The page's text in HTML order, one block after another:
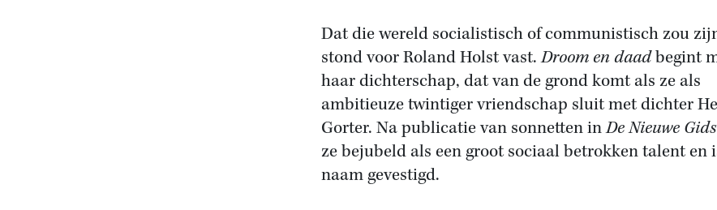
Dat die wereld socialistisch of communistisch zou
stond voor Roland Holst vast.Droom en daadbegint
haar dichterschap, dat van de grond komt als ze als
ambitieuze twintiger vriendschap sluit met dichter
Gorter. Na publicatie van sonnetten inDe Nieuwe Gids
ze bejubeld als een groot sociaal betrokken talent en
naam gevestigd.